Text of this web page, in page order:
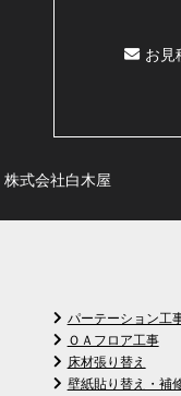
お見
式会社白木屋
パーテーション工
ＯＡフロア工事
床材張り替え
壁紙貼り替え・補